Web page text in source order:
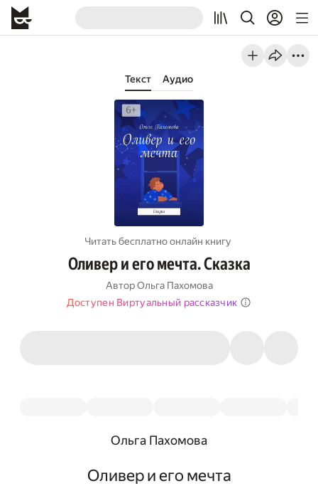
Текст Аудио
Читать бесплатно онлайн книгу
Оливер и его мечта. Сказка
Автор Ольга Пахомова
Доступен Виртуальный рассказчик
Ольга Пахомова
Оливер и его мечта